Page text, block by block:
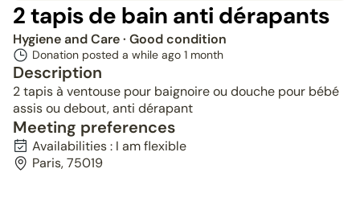
2 tapis de bain anti dérapants
Hygiene and Care· Good condition
Donation posted a while ago 1 month
Description
2 tapis à ventouse pour baignoire ou douche pour bébé
assis ou debout, anti dérapant
Meeting preferences
Availabilities : I am flexible
Paris, 75019